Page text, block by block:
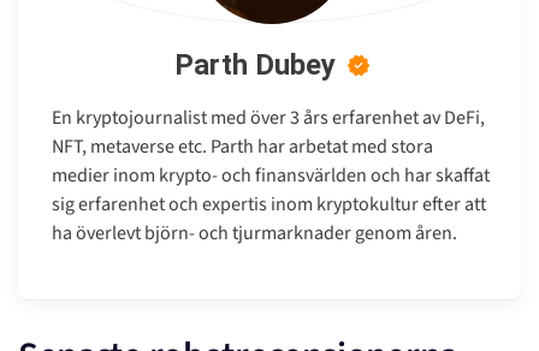
Parth Dubey
En kryptojournalist med över 3 års erfarenhet av DeFi,
NFT, metaverse etc. Parth har arbetat med stora
medier inom krypto- och finansvärlden och har skaffat
sig erfarenhet och expertis inom kryptokultur efter att
ha överlevt björn- och tjurmarknader genom åren.